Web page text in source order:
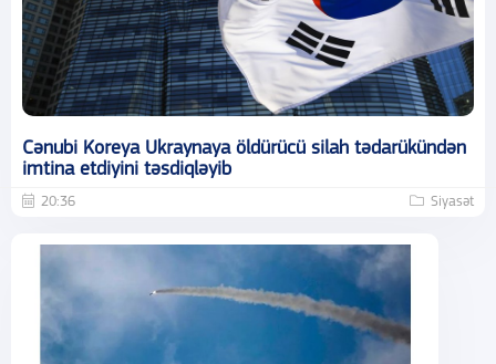
Cənubi Koreya Ukraynaya öldürücü silah tədarükündən
imtina etdiyini təsdiqləyib
20:36 Siyasət